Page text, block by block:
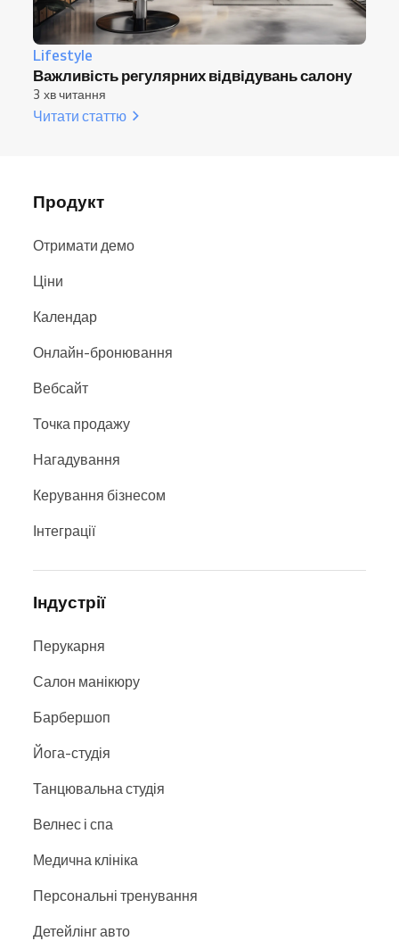
Lifestyle
Важливість регулярних відвідувань салону
3 хв читання
Читати статтю
Продукт
Отримати демо
Ціни
Календар
Онлайн-бронювання
Вебсайт
Точка продажу
Нагадування
Керування бізнесом
Інтеграції
Індустрії
Перукарня
Салон манікюру
Барбершоп
Йога-студія
Танцювальна студія
Велнес і спа
Медична клініка
Персональні тренування
Детейлінг авто